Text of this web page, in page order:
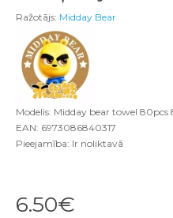
Ražotājs: Midday Bear
Modelis: Midday bear towel 80pcs
EAN: 6973086840317
Pieejamība: Ir noliktavā
6.50€